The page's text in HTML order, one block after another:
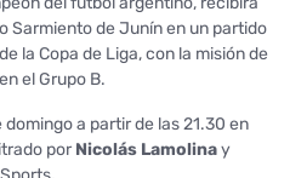
Sarmiento de Junín en un partido
la Copa de Liga, con la misión de
el Grupo B.
a partir de las 21.30 en
por Nicolás Lamolinay